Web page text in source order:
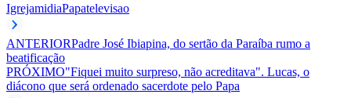
IgrejamidiaPapatelevisao
ANTERIORPadre José Ibiapina, do sertão da Paraíba rumo a
beatificação
PRÓXIMO"Fiquei muito surpreso, não acreditava". Lucas, o
diácono que será ordenado sacerdote pelo Papa